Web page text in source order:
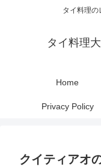
タイ料理
タイ料理
Home
Privacy Policy
クイティアオ